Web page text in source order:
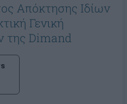
Απόκτησης Ιδίων
Γενική
της Dimand